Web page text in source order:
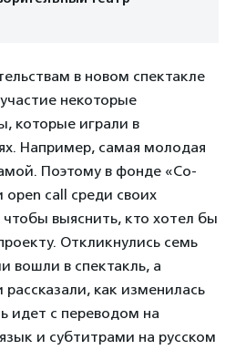
в новом спектакле
некоторые
которые играли в
Например, самая молодая
Поэтому в фонде «Со-
open call среди своих
чтобы выяснить, кто хотел бы
Откликнулись семь
вошли в спектакль, а
как изменилась
идет с переводом на
и субтитрами на русском